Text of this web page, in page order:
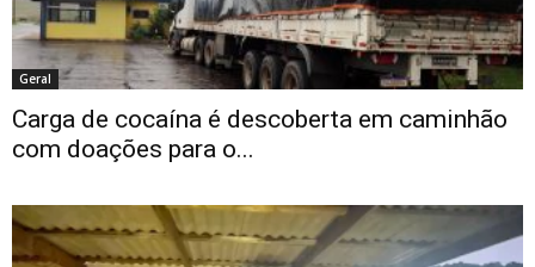
Geral
Carga de cocaína é descoberta em caminhão
com doações para o...